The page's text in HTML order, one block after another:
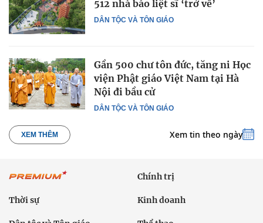
DÂN TỘC VÀ TÔN GIÁO
512 nhà báo liệt sĩ ‘trở về’
DÂN TỘC VÀ TÔN GIÁO
Gần 500 chư tôn đức, tăng ni Học
viện Phật giáo Việt Nam tại Hà
Nội đi bầu cử
XEM THÊM Xem tin theo ngày
Chính trị
Thời sự Kinh doanh